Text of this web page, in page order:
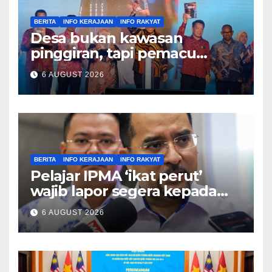
BERITA INFO KERAJAAN INFO RAKYAT
Desa bukan kawasan
pinggiran, tapi pemacu
ekonomi negara – Zahid
Hamidi
6 AUGUST 2026
BERITA INFO KERAJAAN INFO RAKYAT
Pelajar IPMA ‘ikat perut’
wajib lapor segera kepada
Pengarah – Asyraf Wajdi
6 AUGUST 2026